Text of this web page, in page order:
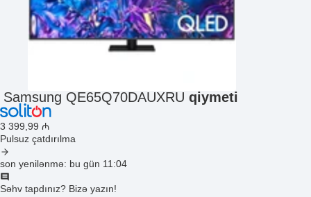
Samsung QE65Q70DAUXRU qiymeti
3 399 ,99 ₼
Pulsuz çatdırılma
son yenilənmə: bu gün 11:04
Səhv tapdınız? Bizə yazın!